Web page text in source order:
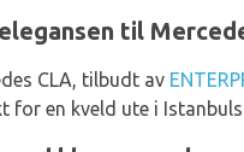
til
CLA, tilbudt av
for en kveld ute i